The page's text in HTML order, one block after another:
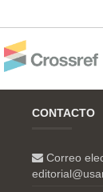
CONTACTO
Correo